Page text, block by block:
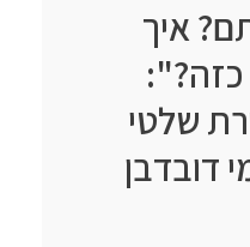
איך
שלטי
דובדבן